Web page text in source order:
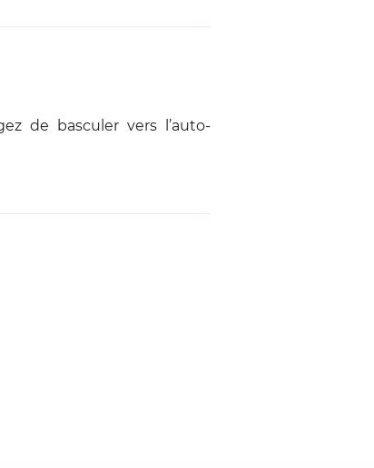
de basculer vers l’auto-